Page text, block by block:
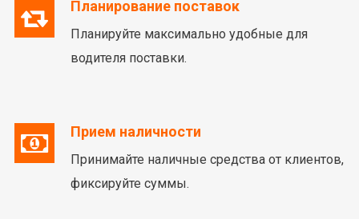
Планирование поставок
Планируйте максимально удобные для
водителя поставки.
Прием наличности
Принимайте наличные средства от клиентов,
фиксируйте суммы.